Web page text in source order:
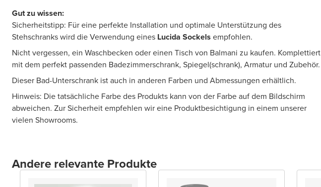
Gut zu wissen:
Sicherheitstipp: Für eine perfekte Installation und optimale Unterstützung des
Stehschranks wird die Verwendung eines Lucida Sockels empfohlen.
Nicht vergessen, ein Waschbecken oder einen Tisch von Balmani zu kaufen. Komplettiert
mit dem perfekt passenden Badezimmerschrank, Spiegel(schrank), Armatur und Zubehör.
Dieser Bad-Unterschrank ist auch in anderen Farben und Abmessungen erhältlich.
Hinweis: Die tatsächliche Farbe des Produkts kann von der Farbe auf dem Bildschirm
abweichen. Zur Sicherheit empfehlen wir eine Produktbesichtigung in einem unserer
vielen Showrooms.
Andere relevante Produkte